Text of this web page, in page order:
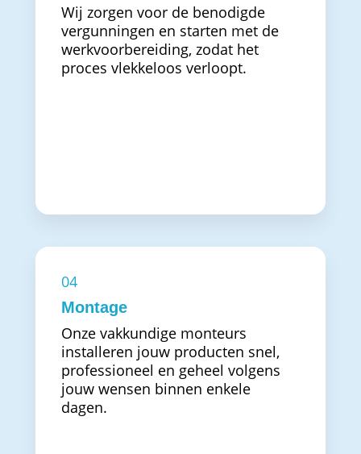
Wij zorgen voor de benodigde
vergunningen en starten met de
werkvoorbereiding, zodat het
proces vlekkeloos verloopt.
04
Montage
Onze vakkundige monteurs
installeren jouw producten snel,
professioneel en geheel volgens
jouw wensen binnen enkele
dagen.